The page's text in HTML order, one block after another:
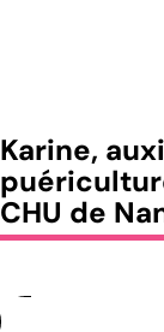
Karine,
CHU de